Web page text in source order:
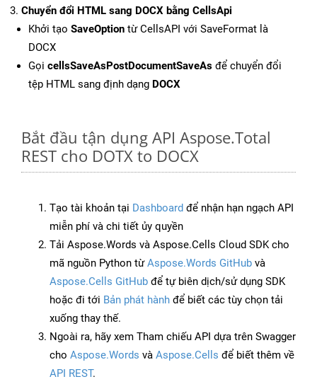
Chuyển đổi HTML sang DOCX bằng CellsApi
Khởi tạo SaveOption từ CellsAPI với SaveFormat là
DOCX
Gọi cellsSaveAsPostDocumentSaveAs để chuyển đổi
tệp HTML sang định dạng DOCX
Bắt đầu tận dụng API Aspose.Total
REST cho DOTX to DOCX
Tạo tài khoản tại Dashboard để nhận hạn ngạch API
miễn phí và chi tiết ủy quyền
Tải Aspose.Words và Aspose.Cells Cloud SDK cho
mã nguồn Python từAspose.Words GitHub và
Aspose.Cells GitHub để tự biên dịch/sử dụng SDK
hoặc đi tới Bản phát hành để biết các tùy chọn tải
xuống thay thế.
Ngoài ra, hãy xem Tham chiếu API dựa trên Swagger
cho Aspose.Words và Aspose.Cells để biết thêm về
API REST.